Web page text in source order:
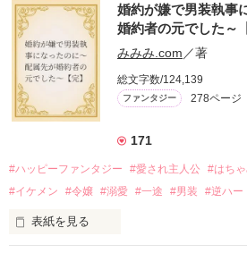
『転生悪役幼女は最恐パパの愛娘にな
番外編です。
※本編のネタバレを含みます。
2025.9.26
『Petit Chapter3 愛と呼ぶもの』を
2025.10.24
『Petit Chapter4 誰が為のごちそう』を
婚約が嫌で男装執事
婚約者の元でした～
みみみ.com ／著
総文字数/124,139
ファンタジー 278ページ
171
#ハッピーファンタジー #愛され主人公 #はち
#イケメン
#令嬢 #溺愛 #一途 #男装 #逆ハー
表紙を見る